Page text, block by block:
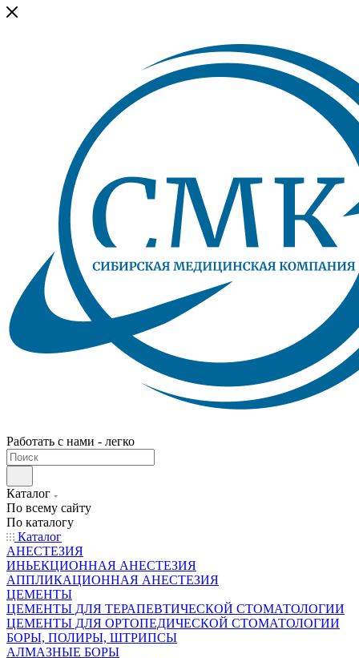
Работать с нами - легко
Каталог
По всему сайту
По каталогу
Каталог
АНЕСТЕЗИЯ
ИНЬЕКЦИОННАЯ АНЕСТЕЗИЯ
АППЛИКАЦИОННАЯ АНЕСТЕЗИЯ
ЦЕМЕНТЫ
ЦЕМЕНТЫ ДЛЯ ТЕРАПЕВТИЧЕСКОЙ СТОМАТОЛОГИИ
ЦЕМЕНТЫ ДЛЯ ОРТОПЕДИЧЕСКОЙ СТОМАТОЛОГИИ
БОРЫ, ПОЛИРЫ, ШТРИПСЫ
АЛМАЗНЫЕ БОРЫ